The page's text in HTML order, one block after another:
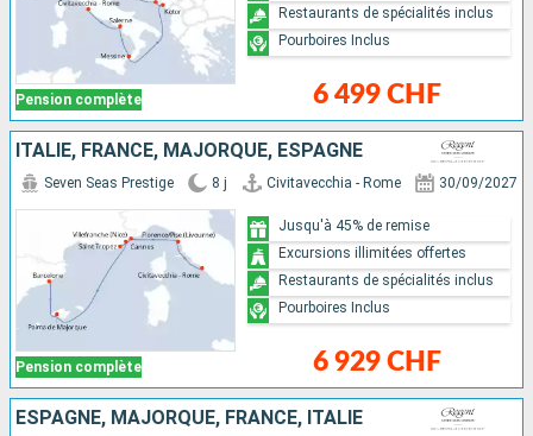
Pension complète 6 499 CHF
Restaurants de spécialités inclus
Pourboires Inclus
ITALIE, FRANCE, MAJORQUE, ESPAGNE
Pension complète
Seven Seas Prestige 8 j Civitavecchia - Rome 30/09/2027
6 929 CHF
Jusqu'à 45% de remise
Excursions illimitées offertes
Restaurants de spécialités inclus
Pourboires Inclus
ESPAGNE, MAJORQUE, FRANCE, ITALIE